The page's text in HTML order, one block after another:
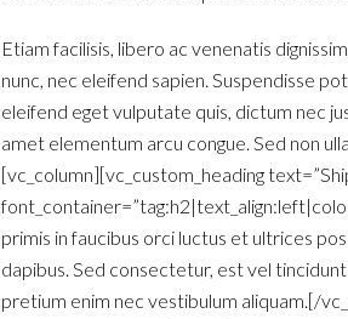
Etiam facilisis, libero ac venenatis
nunc, nec eleifend sapien. Suspendisse
eleifend eget vulputate quis, dictum nec
amet elementum arcu congue. Sed non
[vc_column][vc_custom_heading
primis in faucibus orci luctus et ultrices
dapibus. Sed consectetur, est vel
pretium enim nec vestibulum aliquam.[/